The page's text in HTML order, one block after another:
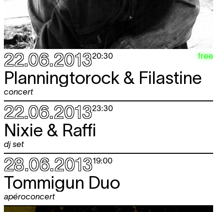
22.06.201320:30 free
Planningtorock & Filastine
concert
22.06.201323:30
Nixie & Raffi
dj set
28.06.201319:00
Tommigun Duo
apéroconcert